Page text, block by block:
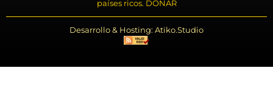
países ricos. DONAR
Desarrollo & Hosting: Atiko.Studio